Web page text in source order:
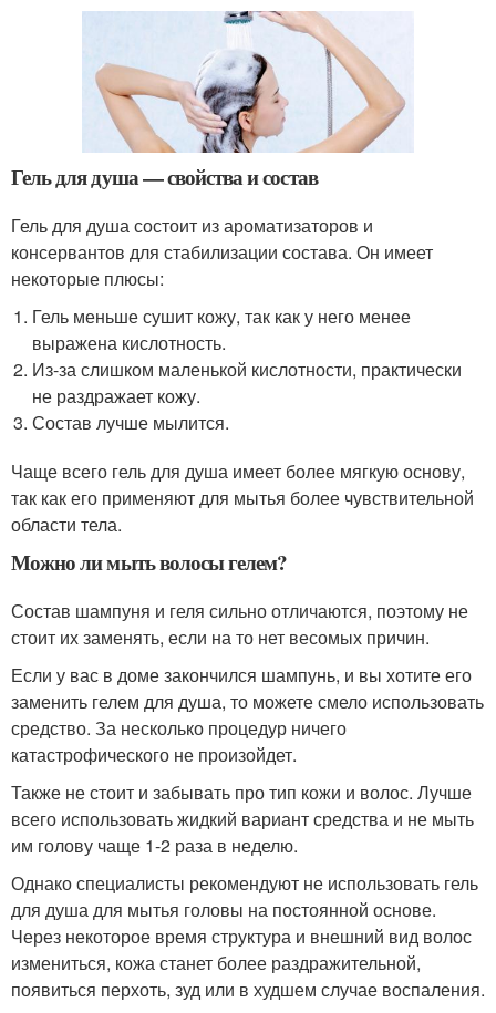
Гель для душа — свойства и состав
Гель для душа состоит из ароматизаторов и
консервантов для стабилизации состава. Он имеет
некоторые плюсы:
Гель меньше сушит кожу, так как у него менее
выражена кислотность.
Из-за слишком маленькой кислотности, практически
не раздражает кожу.
Состав лучше мылится.
Чаще всего гель для душа имеет более мягкую основу,
так как его применяют для мытья более чувствительной
области тела.
Можно ли мыть волосы гелем?
Состав шампуня и геля сильно отличаются, поэтому не
стоит их заменять, если на то нет весомых причин.
Если у вас в доме закончился шампунь, и вы хотите его
заменить гелем для душа, то можете смело использовать
средство. За несколько процедур ничего
катастрофического не произойдет.
Также не стоит и забывать про тип кожи и волос. Лучше
всего использовать жидкий вариант средства и не мыть
им голову чаще 1-2 раза в неделю.
Однако специалисты рекомендуют не использовать гель
для душа для мытья головы на постоянной основе.
Через некоторое время структура и внешний вид волос
измениться, кожа станет более раздражительной,
появиться перхоть, зуд или в худшем случае воспаления.